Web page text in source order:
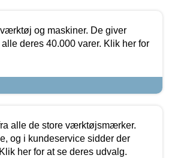
og maskiner. De giver
deres 40.000 varer. Klik her for
alle de store værktøjsmærker.
og i kundeservice sidder der
her for at se deres udvalg.